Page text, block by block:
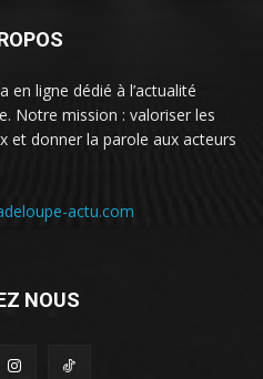
en ligne dédié à l’actualité
Notre mission : valoriser les
et donner la parole aux acteurs
actu.com
NOUS